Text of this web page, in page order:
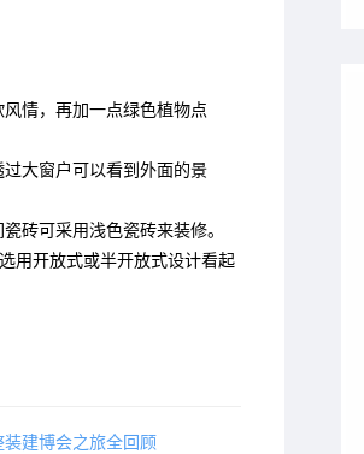
情，再加一点绿色植物点
大窗户可以看到外面的景
砖可采用浅色瓷砖来装修。
用开放式或半开放式设计看起
建博会之旅全回顾